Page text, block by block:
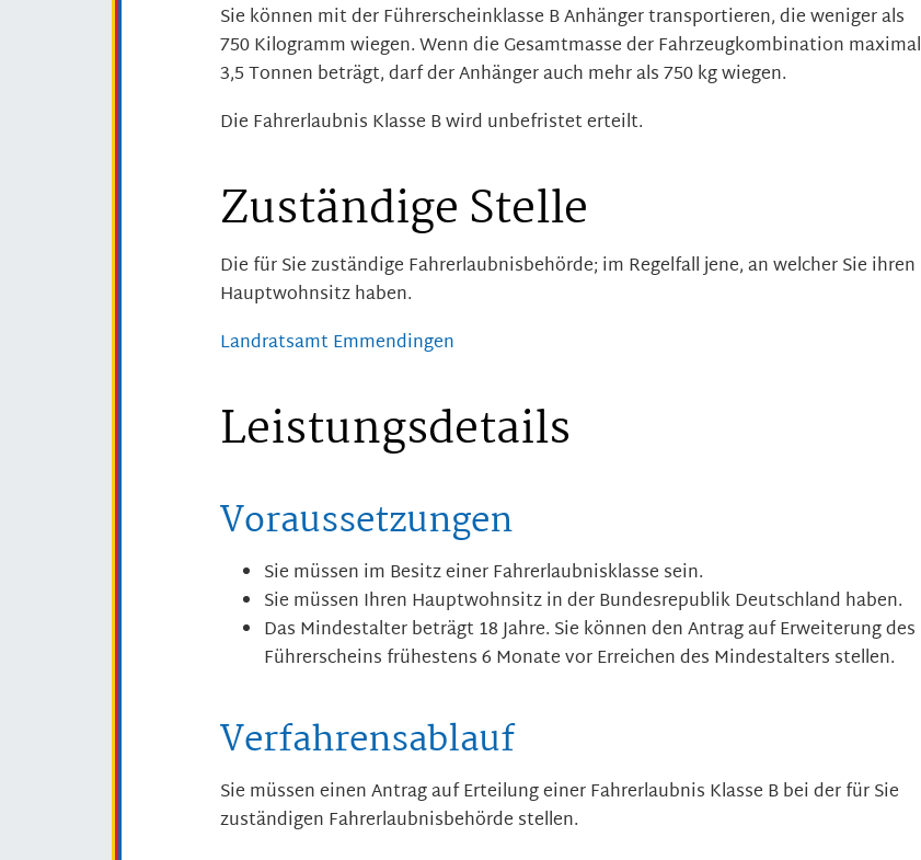
Sie können mit der Führerscheinklasse B Anhänger transportieren, die weniger als
750 Kilogramm wiegen. Wenn die Gesamtmasse der Fahrzeugkombination maximal
3,5 Tonnen beträgt, darf der Anhänger auch mehr als 750 kg wiegen.
Die Fahrerlaubnis Klasse B wird unbefristet erteilt.
Zuständige Stelle
Die für Sie zuständige Fahrerlaubnisbehörde; im Regelfall jene, an welcher Sie ihren
Hauptwohnsitz haben.
Landratsamt Emmendingen
Leistungsdetails
Voraussetzungen
Sie müssen im Besitz einer Fahrerlaubnisklasse sein.
Sie müssen Ihren Hauptwohnsitz in der Bundesrepublik Deutschland haben.
Das Mindestalter beträgt 18 Jahre. Sie können den Antrag auf Erweiterung des
Führerscheins frühestens 6 Monate vor Erreichen des Mindestalters stellen.
Verfahrensablauf
Sie müssen einen Antrag auf Erteilung einer Fahrerlaubnis Klasse B bei der für Sie
zuständigen Fahrerlaubnisbehörde stellen.